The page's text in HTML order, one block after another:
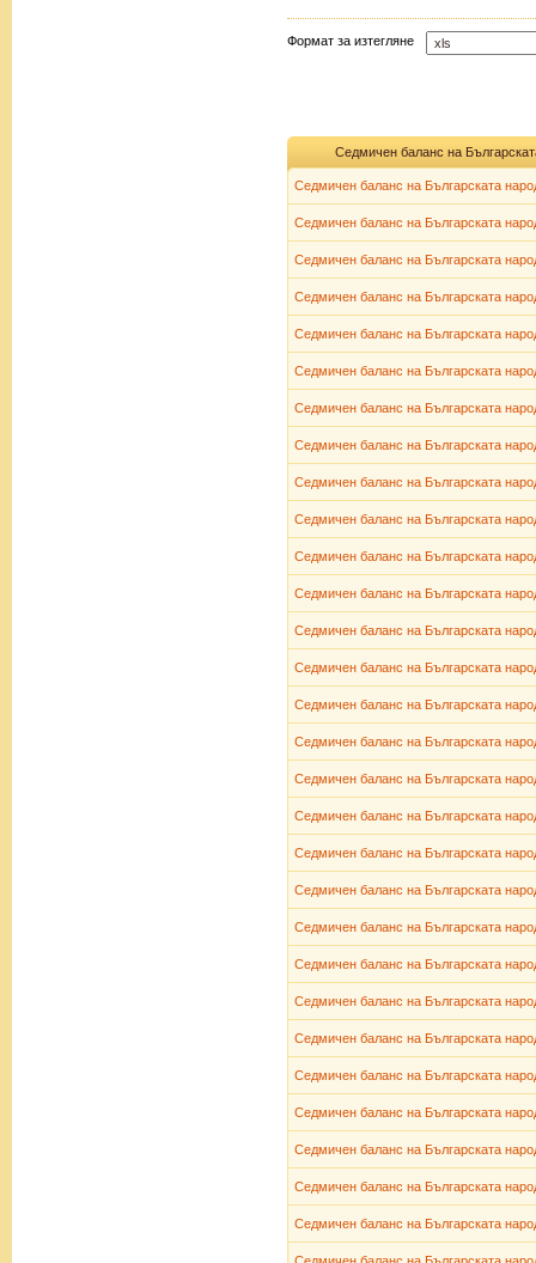
Формат за изтегляне
Седмичен баланс на
Седмичен баланс на Българската
Седмичен баланс на Българската
Седмичен баланс на Българската
Седмичен баланс на Българската
Седмичен баланс на Българската
Седмичен баланс на Българската
Седмичен баланс на Българската
Седмичен баланс на Българската
Седмичен баланс на Българската
Седмичен баланс на Българската
Седмичен баланс на Българската
Седмичен баланс на Българската
Седмичен баланс на Българската
Седмичен баланс на Българската
Седмичен баланс на Българската
Седмичен баланс на Българската
Седмичен баланс на Българската
Седмичен баланс на Българската
Седмичен баланс на Българската
Седмичен баланс на Българската
Седмичен баланс на Българската
Седмичен баланс на Българската
Седмичен баланс на Българската
Седмичен баланс на Българската
Седмичен баланс на Българската
Седмичен баланс на Българската
Седмичен баланс на Българската
Седмичен баланс на Българската
Седмичен баланс на Българската